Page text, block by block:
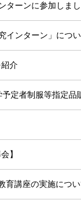
ターンに参加しま
インターン」につ
介
予定者制服等指定品
】
育講座の実施につ